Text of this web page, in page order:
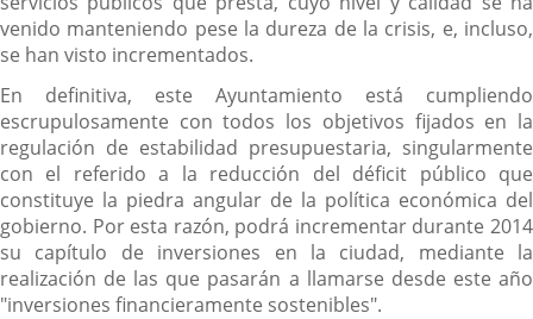
venido manteniendo pese la dureza de la crisis, e, incluso,
se han visto incrementados.
En definitiva, este Ayuntamiento está cumpliendo
escrupulosamente con todos los objetivos fijados en la
regulación de estabilidad presupuestaria, singularmente
con el referido a la reducción del déficit público que
constituye la piedra angular de la política económica del
gobierno. Por esta razón, podrá incrementar durante 2014
su capítulo de inversiones en la ciudad, mediante la
realización de las que pasarán a llamarse desde este año
"inversiones financieramente sostenibles".